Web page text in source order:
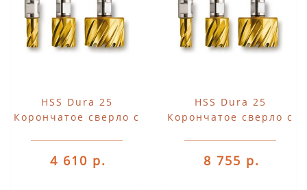
HSS Dura 25
Корончатое сверло с
4 610 р.
HSS Dura 25
Корончатое сверло с
8 755 р.